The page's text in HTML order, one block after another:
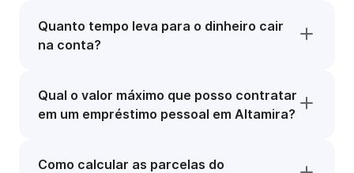
Quanto tempo leva para o dinheiro cair
na conta?
Qual o valor máximo que posso contratar
em um empréstimo pessoal em Altamira?
Como calcular as parcelas do